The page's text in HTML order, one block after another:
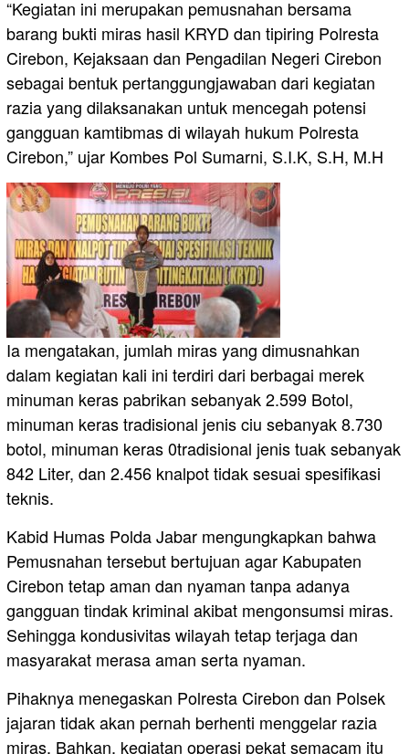
“Kegiatan ini merupakan pemusnahan bersama
barang bukti miras hasil KRYD dan tipiring Polresta
Cirebon, Kejaksaan dan Pengadilan Negeri Cirebon
sebagai bentuk pertanggungjawaban dari kegiatan
razia yang dilaksanakan untuk mencegah potensi
gangguan kamtibmas di wilayah hukum Polresta
Cirebon,” ujar Kombes Pol Sumarni, S.I.K, S.H, M.H
Ia mengatakan, jumlah miras yang dimusnahkan
dalam kegiatan kali ini terdiri dari berbagai merek
minuman keras pabrikan sebanyak 2.599 Botol,
minuman keras tradisional jenis ciu sebanyak 8.730
botol, minuman keras 0tradisional jenis tuak sebanyak
842 Liter, dan 2.456 knalpot tidak sesuai spesifikasi
teknis.
Kabid Humas Polda Jabar mengungkapkan bahwa
Pemusnahan tersebut bertujuan agar Kabupaten
Cirebon tetap aman dan nyaman tanpa adanya
gangguan tindak kriminal akibat mengonsumsi miras.
Sehingga kondusivitas wilayah tetap terjaga dan
masyarakat merasa aman serta nyaman.
Pihaknya menegaskan Polresta Cirebon dan Polsek
jajaran tidak akan pernah berhenti menggelar razia
miras. Bahkan, kegiatan operasi pekat semacam itu